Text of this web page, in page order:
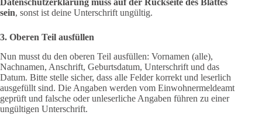
Datenschutzerklärung muss auf der Rückseite des Blattes
sein, sonst ist deine Unterschrift ungültig.
3. Oberen Teil ausfüllen
Nun musst du den oberen Teil ausfüllen: Vornamen (alle),
Nachnamen, Anschrift, Geburtsdatum, Unterschrift und das
Datum. Bitte stelle sicher, dass alle Felder korrekt und leserlich
ausgefüllt sind. Die Angaben werden vom Einwohnermeldeamt
geprüft und falsche oder unleserliche Angaben führen zu einer
ungültigen Unterschrift.